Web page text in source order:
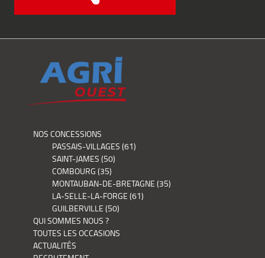
NOS CONCESSIONS
PASSAIS-VILLAGES (61)
SAINT-JAMES (50)
COMBOURG (35)
MONTAUBAN-DE-BRETAGNE (35)
LA-SELLE-LA-FORGE (61)
GUILBERVILLE (50)
QUI SOMMES NOUS ?
TOUTES LES OCCASIONS
ACTUALITÉS